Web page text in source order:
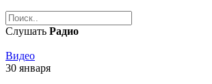
Слушать Радио
Видео
30 января